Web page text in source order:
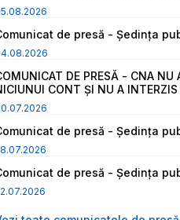
de presă - Ședința
DE PRESĂ - CNA NU
CONT ȘI NU A
de presă - Ședința
de presă - Ședința